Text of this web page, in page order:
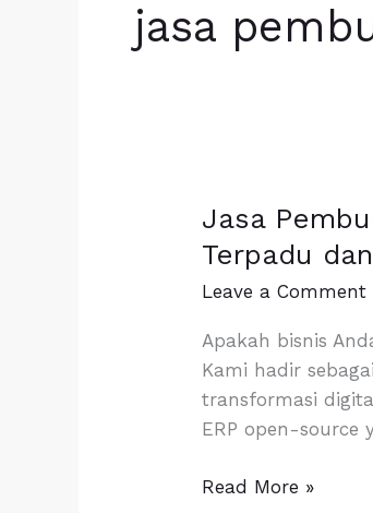
jasa
Jasa
Terpadu
Leave a Comment
Apakah bisnis
Kami hadir
transformasi
ERP open-
Jasa
Pembuatan
Software
ERP
Cimahi
Berbasis
Odoo
–
Bisnis
Read More »